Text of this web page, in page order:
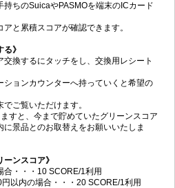
ちのSuicaやPASMOを端末のICカード
と累積スコアが確認できます。
》
換するにタッチをし、交換用レシート
ョンカウンターへ持っていくと希望の
ご覧いただけます。
すと、今まで貯めていたグリーンスコア
景品とのお取替えをお願いいたしま
ンスコア》
・・・10 SCORE/1利用
以内の場合・・・20 SCORE/1利用